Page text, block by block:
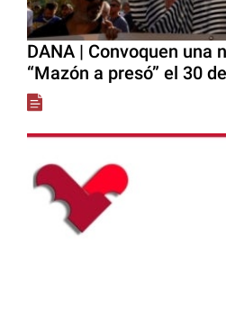
DANA | Convoquen una
“Mazón a presó” el 30